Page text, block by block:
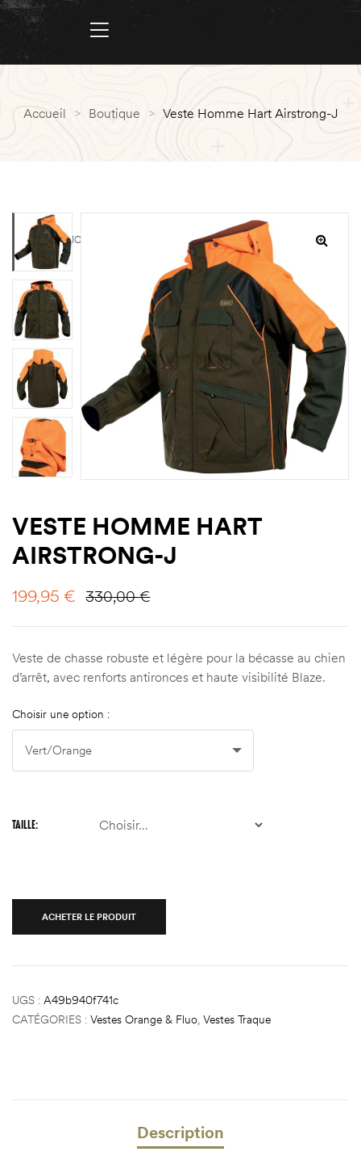
Accueil > Boutique > Veste Homme Hart Airstrong-J
PROMO
VESTE HOMME HART
AIRSTRONG-J
330,00€
199,95 €
Veste de chasse robuste et légère pour la bécasse au chien
d’arrêt, avec renforts antironces et haute visibilité Blaze.
Choisir une option :
TAILLE
ACHETER LE PRODUIT
UGS : A49b940f741c
CATÉGORIES : Vestes Orange & Fluo, Vestes Traque
Description